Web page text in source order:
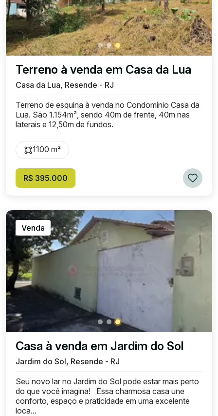
Terreno à venda em Casa da Lua
Casa da Lua, Resende - RJ
Terreno de esquina à venda no Condomínio Casa da
Lua. São 1.154m², sendo 40m de frente, 40m nas
laterais e 12,50m de fundos.
1100 m²
R$ 395.000
Venda
Casa à venda em Jardim do Sol
Jardim do Sol, Resende - RJ
Seu novo lar no Jardim do Sol pode estar mais perto
do que você imagina! Essa charmosa casa une
conforto, espaço e praticidade em uma excelente
loca...